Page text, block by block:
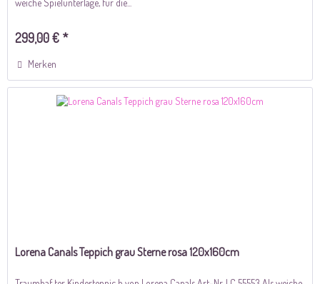
weiche Spielunterlage, für die...
299,00 € *
Merken
Lorena Canals Teppich grau Sterne rosa 120x160cm